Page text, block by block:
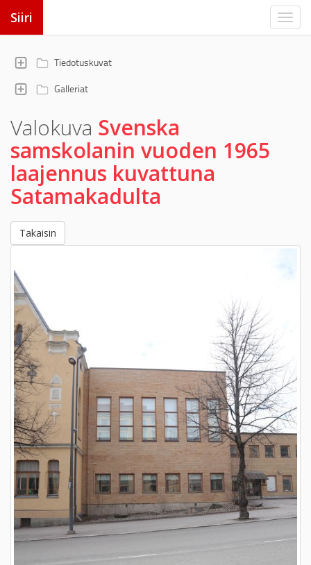
Siiri
Tiedotuskuvat
Galleriat
Valokuva Svenska
samskolanin vuoden 1965
laajennus kuvattuna
Satamakadulta
Takaisin